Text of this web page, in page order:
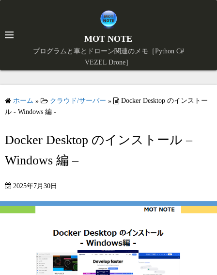
テ
へ
MOT NOTE
プログラムと車とドローン関連のメモ［Python C#
VEZEL Drone］
X
ホーム » クラウド/サーバー »
Docker Desktop のインストー
ル - Windows 編 -
Docker Desktop のインストール –
Windows 編 –
2025年7月30日